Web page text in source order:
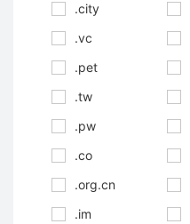
.city
.vc
.pet
.tw
.pw
.co
.org.cn
.im